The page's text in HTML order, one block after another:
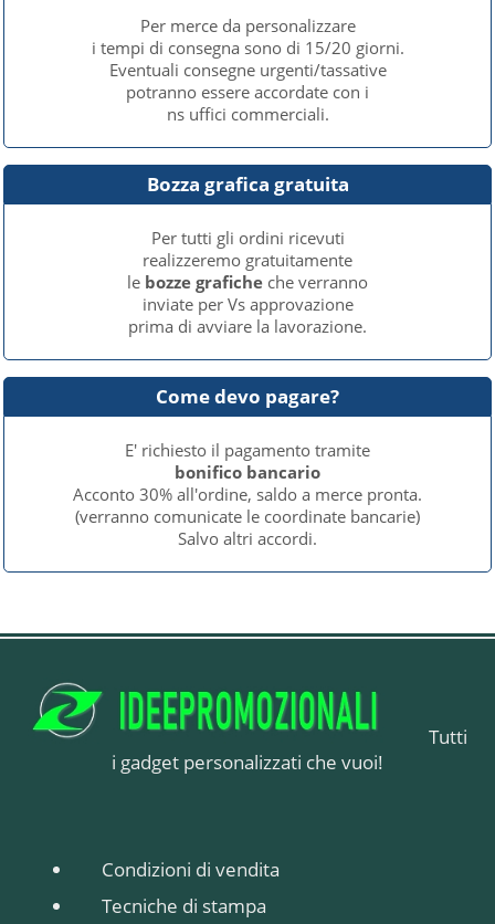
Per merce da personalizzare
i tempi di consegna sono di 15/20 giorni.
Eventuali consegne urgenti/tassative
potranno essere accordate con i
ns uffici commerciali.
Bozza grafica gratuita
Per tutti gli ordini ricevuti
realizzeremo gratuitamente
le bozze grafiche che verranno
inviate per Vs approvazione
prima di avviare la lavorazione.
Come devo pagare?
E' richiesto il pagamento tramite
bonifico bancario
Acconto 30% all'ordine, saldo a merce pronta.
(verranno comunicate le coordinate bancarie)
Salvo altri accordi.
Tutti
i gadget personalizzati che vuoi!
Condizioni di vendita
Tecniche di stampa